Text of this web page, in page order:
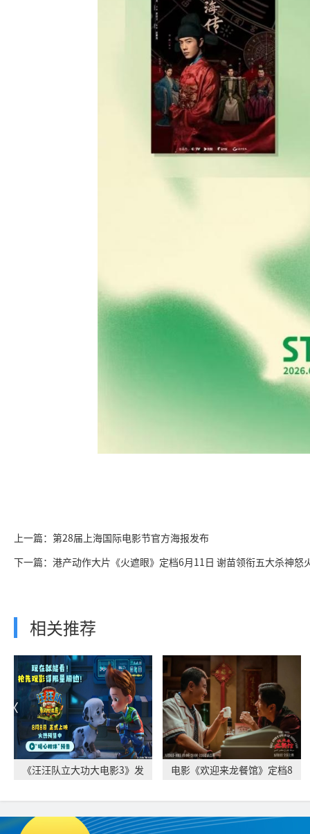
上一篇：第28届上海国际电影节官方海报发布
下一篇：港产动作大片《火遮眼》定档6月11日 谢苗领衔五大杀神怒
相关推荐
《汪汪队立大功大电影3》发
电影《欢迎来龙餐馆》定档8